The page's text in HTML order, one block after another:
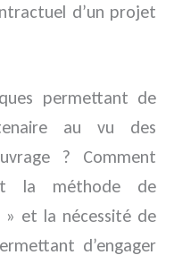
d’un projet
permettant de
au vu des
? Comment
la méthode de
et la nécessité de
d’engager